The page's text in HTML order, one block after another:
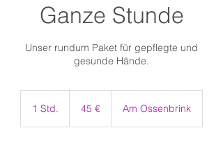
Ganze Stunde
Unser rundum Paket für gepflegte und
gesunde Hände.
1 Std. 45 € Am Ossenbrink